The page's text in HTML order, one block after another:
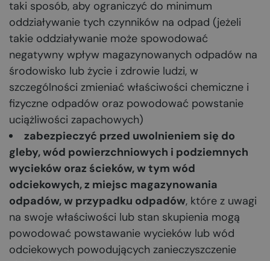
taki sposób, aby ograniczyć do minimum
oddziaływanie tych czynników na odpad (jeżeli
takie oddziaływanie może spowodować
negatywny wpływ magazynowanych odpadów na
środowisko lub życie i zdrowie ludzi, w
szczególności zmieniać właściwości chemiczne i
fizyczne odpadów oraz powodować powstanie
uciążliwości zapachowych)
zabezpieczyć przed uwolnieniem się do
gleby, wód powierzchniowych i podziemnych
wycieków oraz ścieków, w tym wód
odciekowych, z miejsc magazynowania
odpadów, w przypadku odpadów, które z uwagi
na swoje właściwości lub stan skupienia mogą
powodować powstawanie wycieków lub wód
odciekowych powodujących zanieczyszczenie